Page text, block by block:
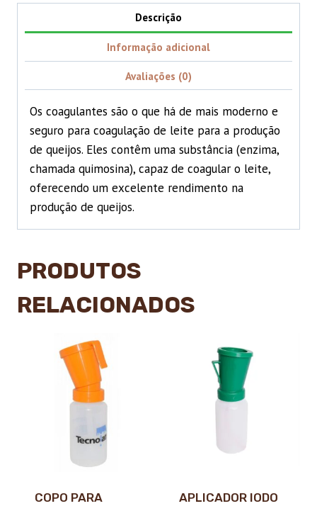
Descrição
Informação adicional
Avaliações (0)
Os coagulantes são o que há de mais moderno e
seguro para coagulação de leite para a produção
de queijos. Eles contêm uma substância (enzima,
chamada quimosina), capaz de coagular o leite,
oferecendo um excelente rendimento na
produção de queijos.
PRODUTOS
RELACIONADOS
COPO PARA
APLICADOR IODO